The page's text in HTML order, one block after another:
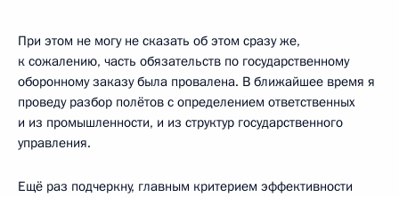
При этом не могу не сказать об этом сразу же,
к сожалению, часть обязательств по государственному
оборонному заказу была провалена. В ближайшее время я
проведу разбор полётов с определением ответственных
и из промышленности, и из структур государственного
управления.
Ещё раз подчеркну, главным критерием эффективности